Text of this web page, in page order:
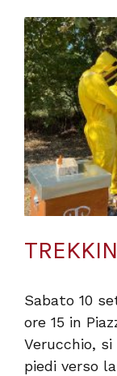
Sabato 10
ore 15 in
Verucchio,
piedi verso